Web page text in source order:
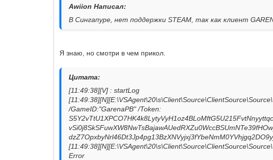
Awiion Написал:
В Сингапуре, нет поддержки STEAM, так как клиент
Я знаю, но смотри в чем прикол.
Цитата:
[11:49:38][V] : startLog
[11:49:38][N][E:\VSAgent\20\s\Client\Source\ClientSource\Source\
/GameID:"GarenaPB" /Token:
Error